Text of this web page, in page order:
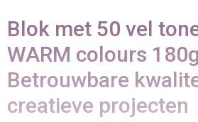
Blok met 50 vel
WARM colours
Betrouwbare
creatieve projecten